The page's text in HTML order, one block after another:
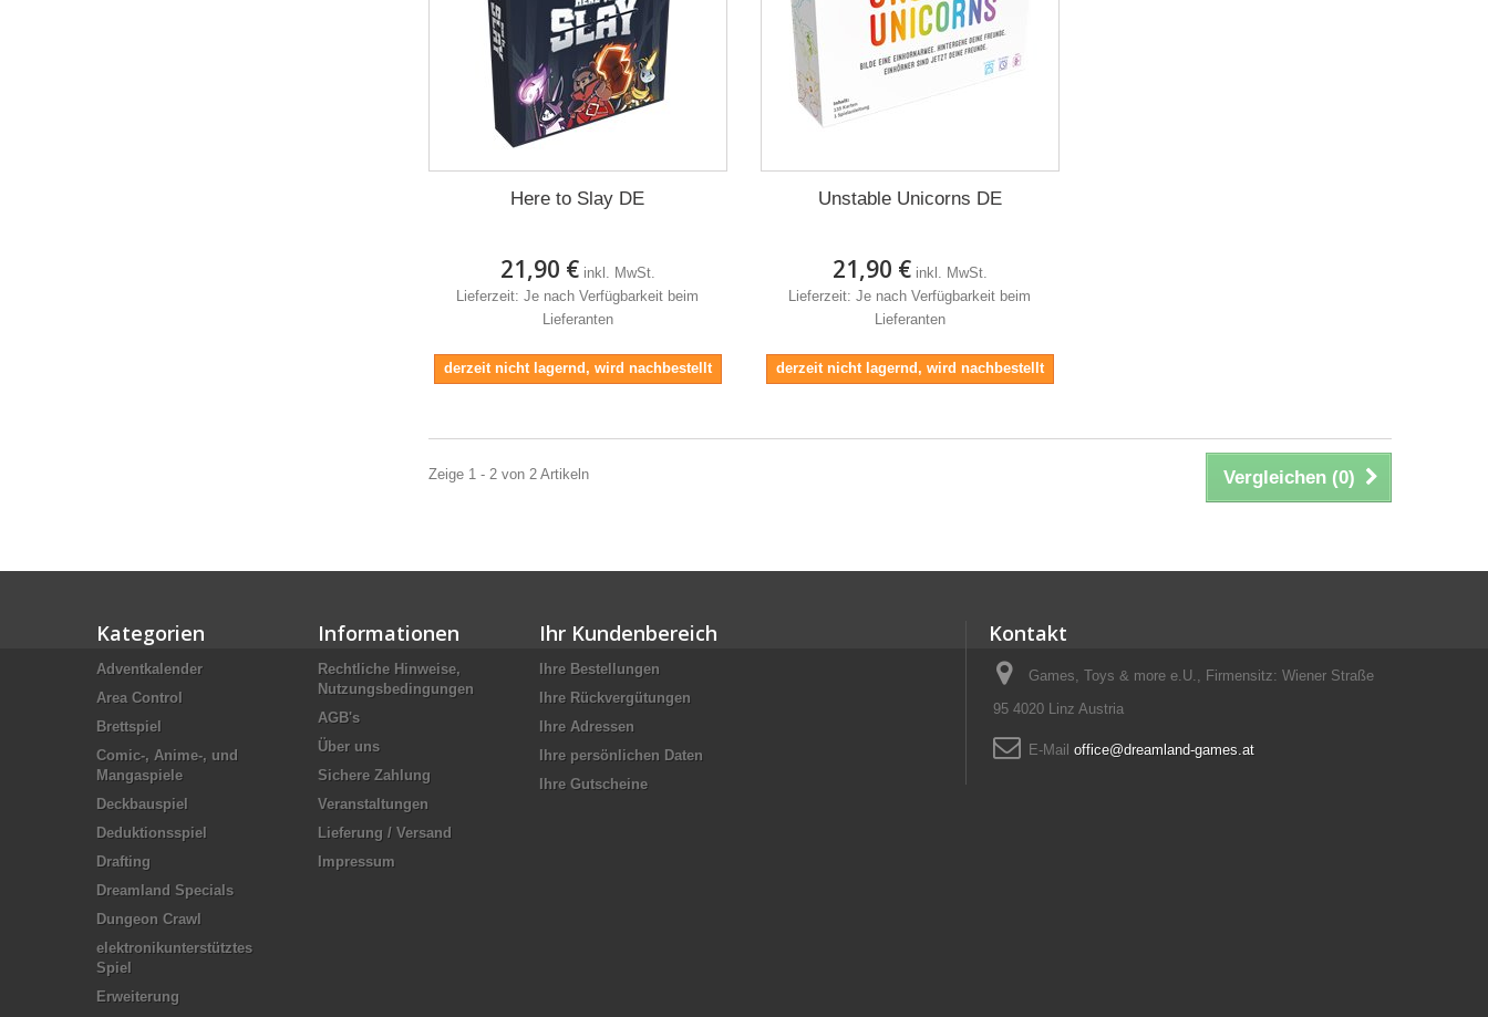
Here to Slay DE
21,90 € inkl. MwSt.
Lieferzeit: Je nach Verfügbarkeit beim
Lieferanten
derzeit nicht lagernd, wird nachbestellt
Unstable Unicorns DE
21,90 € inkl. MwSt.
Lieferzeit: Je nach Verfügbarkeit beim
Lieferanten
derzeit nicht lagernd, wird nachbestellt
Vergleichen (0)
Zeige 1 - 2 von 2 Artikeln
Kategorien
Adventkalender
Area Control
Brettspiel
Comic-, Anime-, und
Mangaspiele
Deckbauspiel
Deduktionsspiel
Drafting
Dreamland Specials
Dungeon Crawl
elektronikunterstütztes
Spiel
Erweiterung
Informationen
Rechtliche Hinweise,
Nutzungsbedingungen
AGB's
Über uns
Sichere Zahlung
Veranstaltungen
Lieferung / Versand
Impressum
Ihr Kundenbereich
Ihre Bestellungen
Ihre Rückvergütungen
Ihre Adressen
Ihre persönlichen Daten
Ihre Gutscheine
Kontakt
Games, Toys & more e.U., Firmensitz: Wiener Straße
95 4020 Linz Austria
E-Mail office@dreamland-games.at